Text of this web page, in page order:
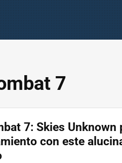
7
7: Skies Unknown
con este